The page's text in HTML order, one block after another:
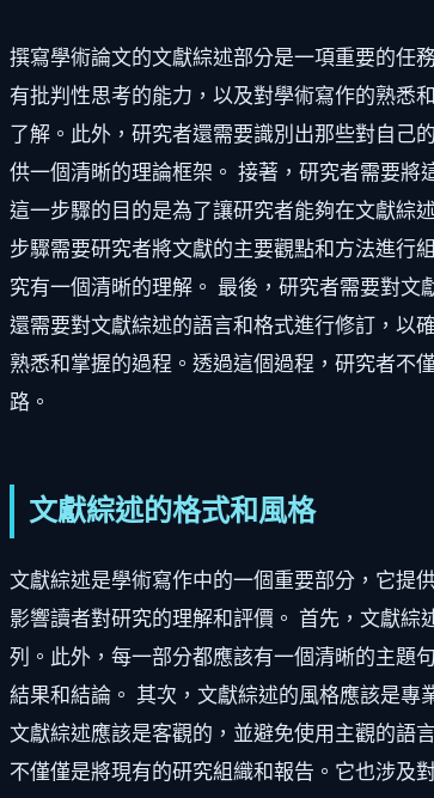
撰寫學術論文的文獻綜述部分是一項重要的任
有批判性思考的能力，以及對學術寫作的熟悉
了解。此外，研究者還需要識別出那些對自己
供一個清晰的理論框架。 接著，研究者需要將
這一步驟的目的是為了讓研究者能夠在文獻綜
步驟需要研究者將文獻的主要觀點和方法進行
究有一個清晰的理解。 最後，研究者需要對
還需要對文獻綜述的語言和格式進行修訂，以
熟悉和掌握的過程。透過這個過程，研究者不
路。
文獻綜述的格式和風格
文獻綜述是學術寫作中的一個重要部分，它提
影響讀者對研究的理解和評價。 首先，文獻
列。此外，每一部分都應該有一個清晰的主題
結果和結論。 其次，文獻綜述的風格應該是專
文獻綜述應該是客觀的，並避免使用主觀的語
不僅僅是將現有的研究組織和報告。它也涉及